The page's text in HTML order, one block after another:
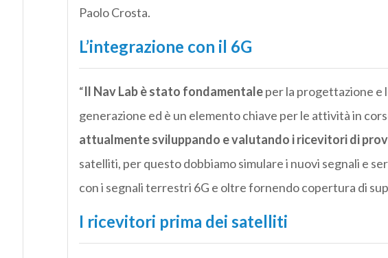
Paolo Crosta.
L’integrazione con il 6G
“Il Nav Lab è stato fondamentaleper la progettazione e
generazione ed è un elemento chiave per le attività in
attualmente sviluppando e valutando i ricevitori di
satelliti, per questo dobbiamo simulare i nuovi segnali e
con i segnali terrestri 6G e oltre fornendo copertura di
I ricevitori prima dei satelliti